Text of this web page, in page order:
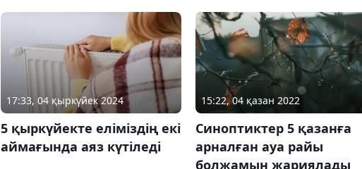
17:33, 04 қыркүйек 2024
5 қыркүйекте еліміздің екі
аймағында аяз күтіледі
15:22, 04 қазан 2022
Синоптиктер 5 қазанға
арналған ауа райы
болжамын жариялады